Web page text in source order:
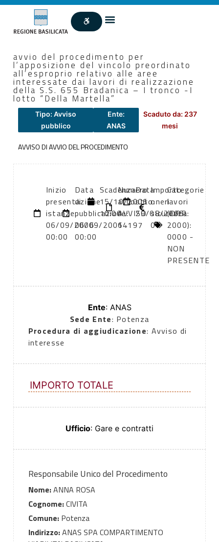
avvio del procedimento per
l’apposizione del vincolo preordinato
all’esproprio relativo alle aree
interessate dai lavori di realizzazione
della S.S. 655 Bradanica – I tronco -I
lotto “Della Martella”
Tipo: Avviso
pubblico
Ente:
ANAS
Scaduto da: 237
mesi
AVVISO DI AVVIO DEL PROCEDIMENTO
Inizio
presentazione
istanze:
06/09/2006
00:00
Data
di
pubblicazione:
06/09/2006
00:00
Scadenza:
15/10/2006
10:00
Numero
atto:
AVVISO
14197
Data
atto:
29/08/2006
Importo
oneri
sicurezza:
0
Categorie
lavori
(DPR
2000):
0000 -
NON
PRESENTE
Ente: ANAS
Sede Ente: Potenza
Procedura di aggiudicazione: Avviso di
interesse
IMPORTO TOTALE
Ufficio: Gare e contratti
Responsabile Unico del Procedimento
Nome:ANNA ROSA
Cognome:CIVITA
Comune:Potenza
Indirizzo:ANAS SPA COMPARTIMENTO